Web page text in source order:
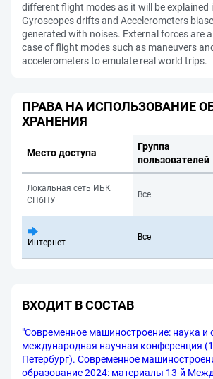
different flight modes as it will be explained
Gyroscopes drifts and Accelerometers
generated with noises. External forces are
case of flight modes such as maneuvers
accelerometers to emulate real world trips.
ПРАВА НА ИСПОЛЬЗОВАНИЕ
ХРАНЕНИЯ
Место доступа
Группа
пользователей
Локальная сеть ИБК
СПбПУ
Все
Интернет
Все
ВХОДИТ В СОСТАВ
"Современное машиностроение: наука и
международная научная конференция
Петербург). Современное
образование 2024: материалы 13-й